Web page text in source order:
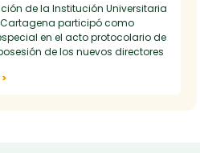
de la Institución Universitaria
participó como
en el acto protocolario de
de los nuevos directores